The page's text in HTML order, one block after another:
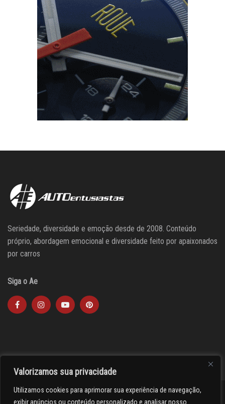
Valorizamos sua privacidade
Utilizamos cookies para aprimorar sua experiência de navegação,
exibir anúncios ou conteúdo personalizado e analisar nosso
Seriedade, diversidade e emoção desde de 2008. Conteúdo
próprio, abordagem emocional e diversidade feito por apaixonados
por carros
Siga o Ae
><(((º> 17